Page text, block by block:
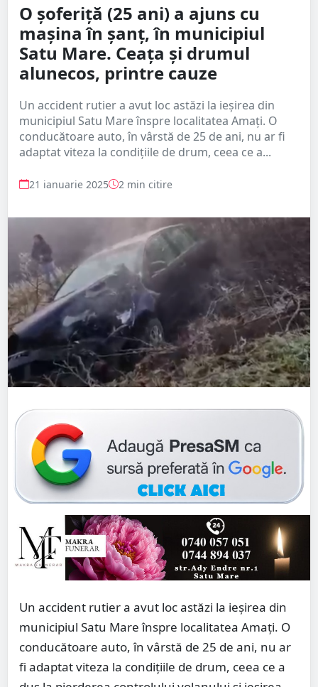
O șoferiță (25 ani) a ajuns cu
mașina în șanț, în municipiul
Satu Mare. Ceața și drumul
alunecos, printre cauze
Un accident rutier a avut loc astăzi la ieșirea din
municipiul Satu Mare înspre localitatea Amați. O
conducătoare auto, în vârstă de 25 de ani, nu ar fi
adaptat viteza la condițiile de drum, ceea ce a...
21 ianuarie 2025 2 min citire
Un accident rutier a avut loc astăzi la ieșirea din
municipiul Satu Mare înspre localitatea Amați. O
conducătoare auto, în vârstă de 25 de ani, nu ar
fi adaptat viteza la condițiile de drum, ceea ce a